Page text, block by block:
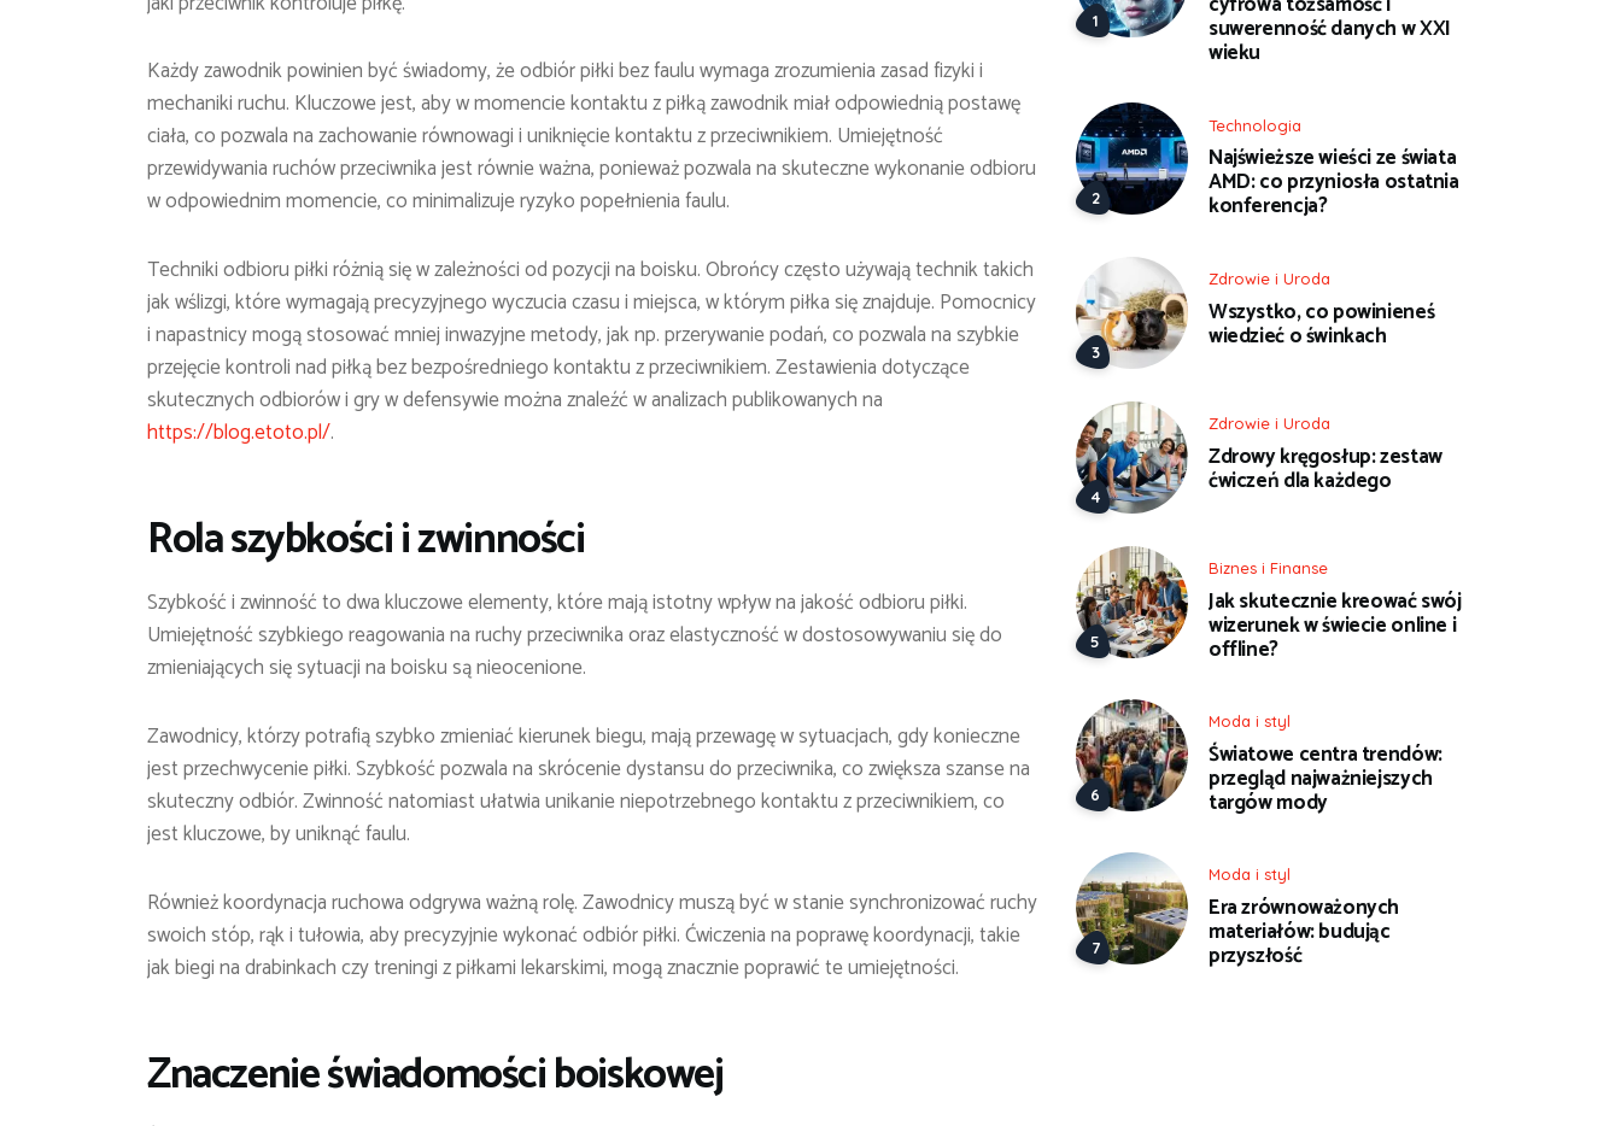
Każdy zawodnik powinien być świadomy, że odbiór piłki bez faulu wymaga zrozumienia zasad fizyki i
mechaniki ruchu. Kluczowe jest, aby w momencie kontaktu z piłką zawodnik miał odpowiednią postawę
ciała, co pozwala na zachowanie równowagi i uniknięcie kontaktu z przeciwnikiem. Umiejętność
przewidywania ruchów przeciwnika jest równie ważna, ponieważ pozwala na skuteczne wykonanie odbioru
w odpowiednim momencie, co minimalizuje ryzyko popełnienia faulu.
Techniki odbioru piłki różnią się w zależności od pozycji na boisku. Obrońcy często używają technik takich
jak wślizgi, które wymagają precyzyjnego wyczucia czasu i miejsca, w którym piłka się znajduje. Pomocnicy
i napastnicy mogą stosować mniej inwazyjne metody, jak np. przerywanie podań, co pozwala na szybkie
przejęcie kontroli nad piłką bez bezpośredniego kontaktu z przeciwnikiem. Zestawienia dotyczące
skutecznych odbiorów i gry w defensywie można znaleźć w analizach publikowanych na
https://blog.etoto.pl/.
Rola szybkości i zwinności
Szybkość i zwinność to dwa kluczowe elementy, które mają istotny wpływ na jakość odbioru piłki.
Umiejętność szybkiego reagowania na ruchy przeciwnika oraz elastyczność w dostosowywaniu się do
zmieniających się sytuacji na boisku są nieocenione.
Zawodnicy, którzy potrafią szybko zmieniać kierunek biegu, mają przewagę w sytuacjach, gdy konieczne
jest przechwycenie piłki. Szybkość pozwala na skrócenie dystansu do przeciwnika, co zwiększa szanse na
skuteczny odbiór. Zwinność natomiast ułatwia unikanie niepotrzebnego kontaktu z przeciwnikiem, co
jest kluczowe, by uniknąć faulu.
Również koordynacja ruchowa odgrywa ważną rolę. Zawodnicy muszą być w stanie synchronizować ruchy
swoich stóp, rąk i tułowia, aby precyzyjnie wykonać odbiór piłki. Ćwiczenia na poprawę koordynacji, takie
jak biegi na drabinkach czy treningi z piłkami lekarskimi, mogą znacznie poprawić te umiejętności.
Znaczenie świadomości boiskowej
suwerenność danych w XXI
wieku
Technologia
Najświeższe wieści ze świata
AMD: co przyniosła ostatnia
konferencja?
Zdrowie i Uroda
Wszystko, co powinieneś
wiedzieć o świnkach
Zdrowie i Uroda
Zdrowy kręgosłup: zestaw
ćwiczeń dla każdego
Biznes i Finanse
Jak skutecznie kreować swój
wizerunek w świecie online i
offline?
Moda i styl
Światowe centra trendów:
przegląd najważniejszych
targów mody
Moda i styl
Era zrównoważonych
materiałów: budując
przyszłość